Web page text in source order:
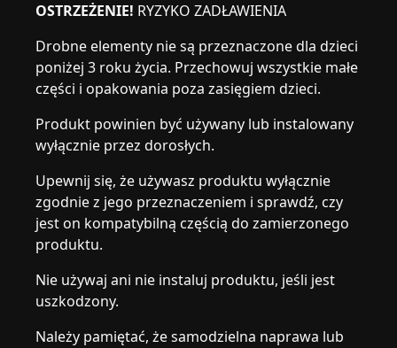
OSTRZEŻENIE! RYZYKO ZADŁAWIENIA
Drobne elementy nie są przeznaczone dla dzieci
poniżej 3 roku życia. Przechowuj wszystkie małe
części i opakowania poza zasięgiem dzieci.
Produkt powinien być używany lub instalowany
wyłącznie przez dorosłych.
Upewnij się, że używasz produktu wyłącznie
zgodnie z jego przeznaczeniem i sprawdź, czy
jest on kompatybilną częścią do zamierzonego
produktu.
Nie używaj ani nie instaluj produktu, jeśli jest
uszkodzony.
Należy pamiętać, że samodzielna naprawa lub